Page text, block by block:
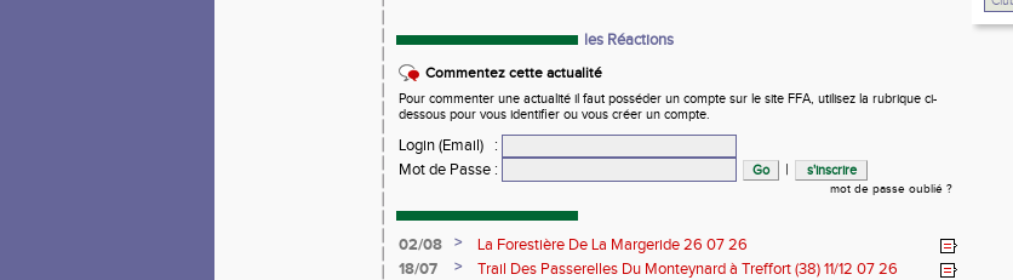
les Réactions
Commentez cette actualité
Pour commenter une actualité il faut posséder un compte sur le site FFA, utilisez la rubrique ci-
dessous pour vous identifier ou vous créer un compte.
Login (Email)
:
Mot de Passe : |
mot de passe oublié ?
02/08 >
La Forestière De La Margeride 26 07 26
18/07
>
Trail Des Passerelles Du Monteynard à Treffort (38) 11/12 07 26